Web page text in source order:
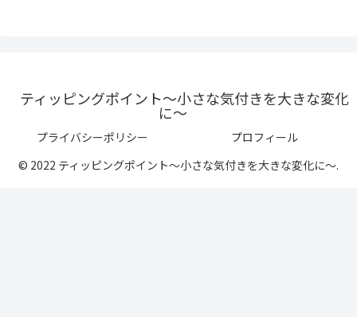
ティッピングポイント〜小さな気付きを大きな変化
に〜
プライバシーポリシー
プロフィール
© 2022 ティッピングポイント〜小さな気付きを大きな変化に〜.